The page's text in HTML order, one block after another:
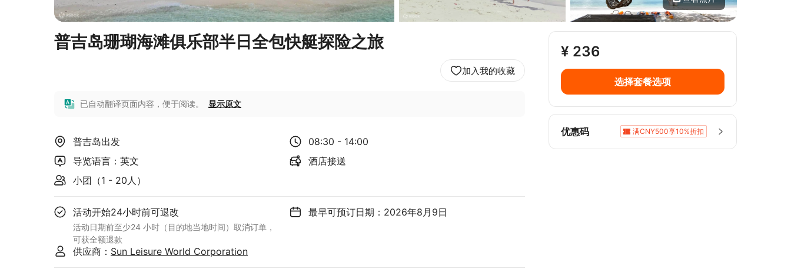
普吉岛珊瑚海滩俱乐部半日全包快艇探险之旅
加入我的收藏
已自动翻译页面内容，便于阅读。 显示原文
普吉岛出发
08:30 - 14:00
导览语言：英文
酒店接送
小团（1 - 20人）
活动开始24小时前可退改
活动日期前至少24 小时（目的地当地时间）取消订单，
可获全额退款
最早可预订日期：2026年8月9日
供应商： Sun Leisure World Corporation
¥ 236
选择套餐选项
优惠码
满CNY500享10%折扣